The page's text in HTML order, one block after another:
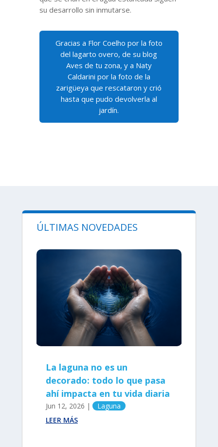
su desarrollo sin inmutarse.
Gracias a Flor Coelho por la foto
del lagarto overo, de su blog
Aves de tu zona, y a Naty
Caldarini por la foto de la
zarigüeya que rescataron y crió
hasta que pudo devolverla al
jardín.
ÚLTIMAS NOVEDADES
La laguna no es un
decorado: todo lo que pasa
ahí impacta en tu vida diaria
Jun 12, 2026 |
Laguna
LEER MÁS